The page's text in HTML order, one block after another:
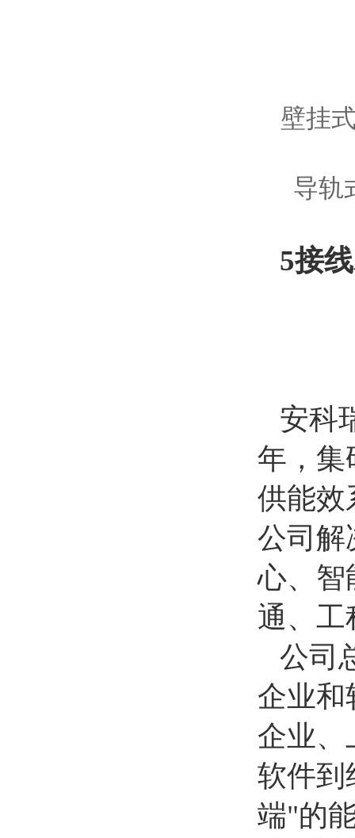
壁挂
导轨
5接
安科
年，集
供能效
公司解
心、智
通、工
公司
企业和
企业、
软件到
端"的